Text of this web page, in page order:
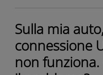
Sulla mia
connessione
non